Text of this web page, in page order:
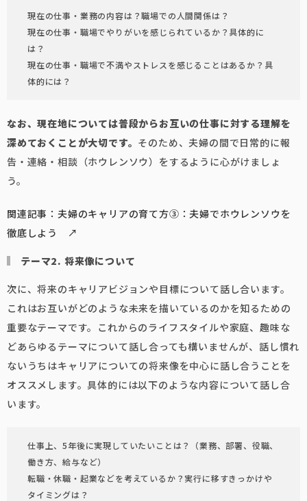
現在の仕事・業務の内容は？職場での人間関係は？
現在の仕事・職場でやりがいを感じられているか？具体的に
は？
現在の仕事・職場で不満やストレスを感じることはあるか？具
体的には？
なお、現在地については普段からお互いの仕事に対する理解を
深めておくことが大切です。 そのため、夫婦の間で日常的に報
告・連絡・相談（ホウレンソウ）をするように心がけましょ
う。
関連記事：夫婦のキャリアの育て方③：夫婦でホウレンソウを
徹底しよう ↗️
テーマ2. 将来像について
次に、将来のキャリアビジョンや目標について話し合います。
これはお互いがどのような未来を描いているのかを知るための
重要なテーマです。これからのライフスタイルや家庭、趣味な
どあらゆるテーマについて話し合っても構いませんが、話し慣れ
ないうちはキャリアについての将来像を中心に話し合うことを
オススメします。具体的には以下のような内容について話し合
います。
仕事上、5年後に実現していたいことは？（業務、部署、役職、
働き方、給与など）
転職・休職・起業などを考えているか？実行に移すきっかけや
タイミングは？